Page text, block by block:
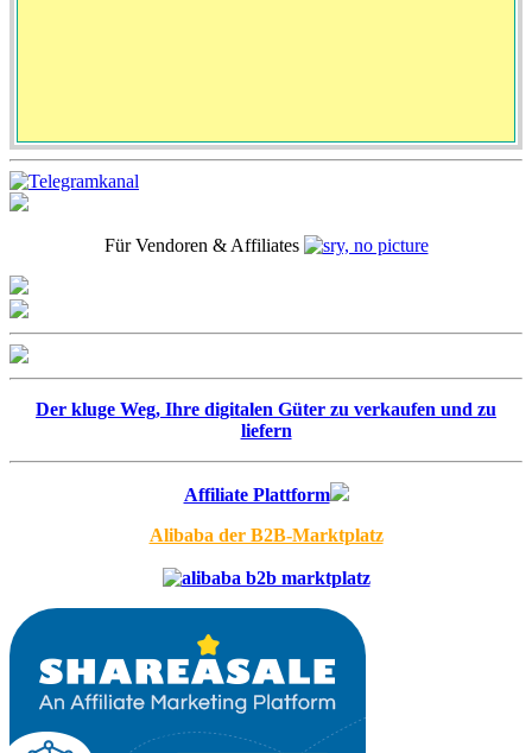
Für Vendoren & Affiliates
Der kluge Weg, Ihre digitalen Güter zu verkaufen und zu
liefern
Affiliate Plattform
Alibaba der B2B-Marktplatz